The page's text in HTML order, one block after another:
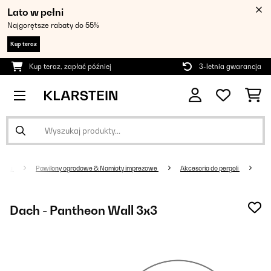
Lato w pełni
Najgorętsze rabaty do 55%
Kup teraz
Kup teraz, zapłać później 3-letnia gwarancja
Pawilony ogrodowe & Namioty imprezowe Akcesoria do pergoli
Dach - Pantheon Wall 3x3